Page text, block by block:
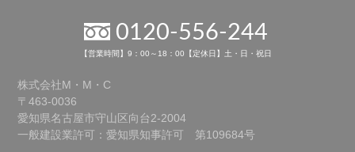
0120-556-244
【営業時間】9：00～18：00【定休日】土・日・祝日
株式会社M・M・C
〒463-0036
愛知県名古屋市守山区向台2-2004
一般建設業許可：愛知県知事許可 第109684号